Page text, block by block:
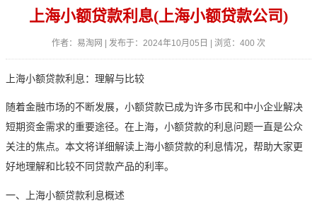
上海小额贷款利息(上海小额贷款公司)
作者：易淘网 | 发布于：2024年10月05日 | 浏览：400 次
上海小额贷款利息：理解与比较
随着金融市场的不断发展，小额贷款已成为许多市民和中小企业解决
短期资金需求的重要途径。在上海，小额贷款的利息问题一直是公众
关注的焦点。本文将详细解读上海小额贷款的利息情况，帮助大家更
好地理解和比较不同贷款产品的利率。
一、上海小额贷款利息概述